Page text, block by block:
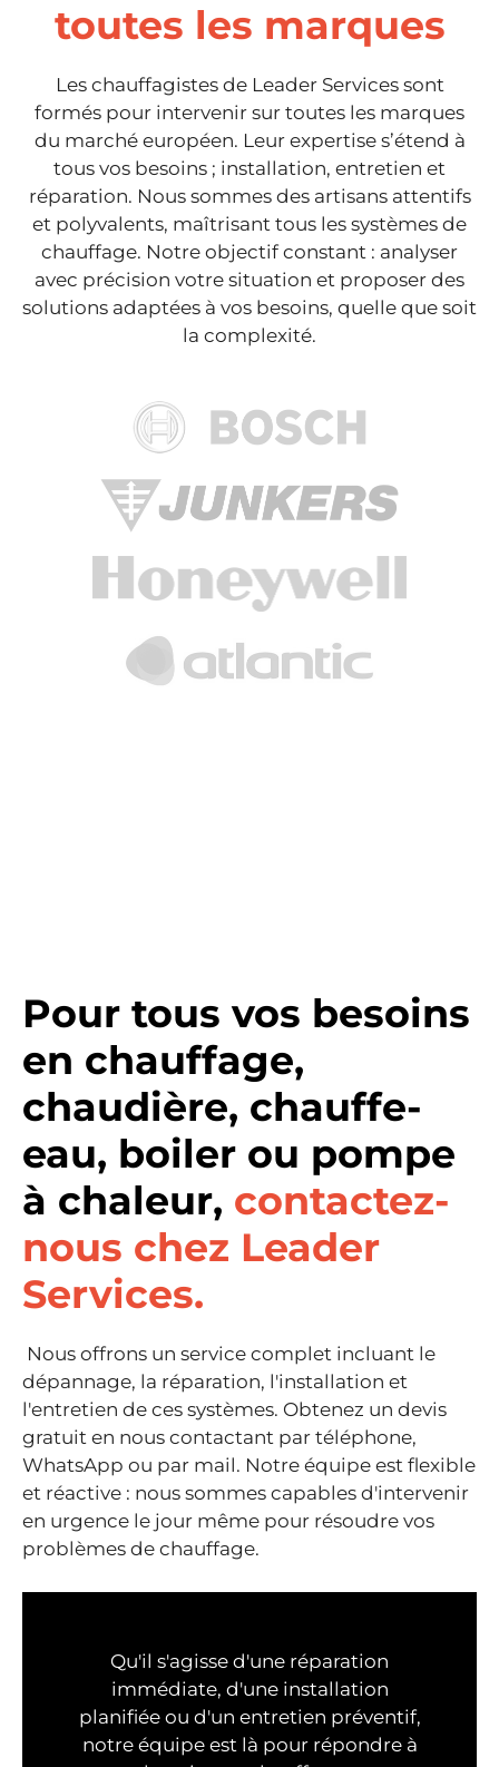
toutes les marques
Les chauffagistes de Leader Services sont
formés pour intervenir sur toutes les marques
du marché européen. Leur expertise s’étend à
tous vos besoins ; installation, entretien et
réparation. Nous sommes des artisans attentifs
et polyvalents, maîtrisant tous les systèmes de
chauffage. Notre objectif constant : analyser
avec précision votre situation et proposer des
solutions adaptées à vos besoins, quelle que soit
la complexité.
Pour tous vos besoins
en chauffage,
chaudière, chauffe-
eau, boiler ou pompe
à chaleur, contactez-
nous chez Leader
Services.
Nous offrons un service complet incluant le
dépannage, la réparation, l'installation et
l'entretien de ces systèmes. Obtenez un devis
gratuit en nous contactant par téléphone,
WhatsApp ou par mail. Notre équipe est flexible
et réactive : nous sommes capables d'intervenir
en urgence le jour même pour résoudre vos
problèmes de chauffage.
Qu'il s'agisse d'une réparation
immédiate, d'une installation
planifiée ou d'un entretien préventif,
notre équipe est là pour répondre à